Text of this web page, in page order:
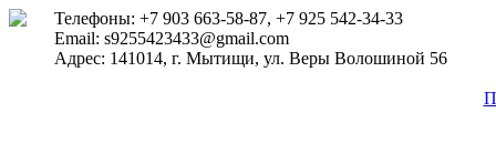
Телефоны: +7 903 663-58-87, +7 925 542-34-33
Email: s9255423433@gmail.com
Адрес: 141014, г. Мытищи, ул. Веры Волошиной 56